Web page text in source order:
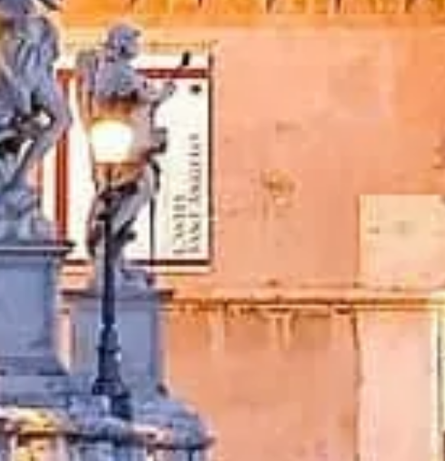
Замовити квитки
Castel Sant'Angelo Рим
Незалежна й практична інформація — квитки, години, історія та
©2026 Сайт незалежний і не пов’язаний з офіційною адміністрацією
Цей сайт castelsantangelo.org — незалежна інформаційна платформа,
Кожен зареєстрований бренд або торгова марка належить своєму
Швидкі посилання
Виберіть свої квитки
Графік відвідування
Що подивитися
Поширені запитання
Юридичне